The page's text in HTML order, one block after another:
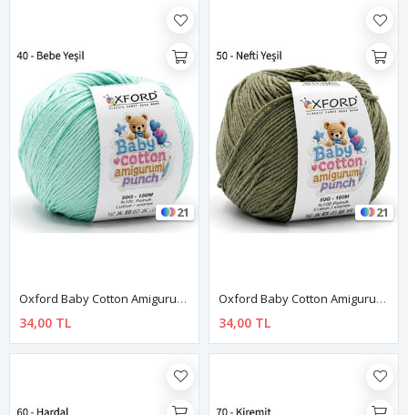
21
Oxford Baby Cotton Amigurumi Punch 50 Gr 150 M No:040 Bebe Yeşil
34,00 TL
21
Oxford Baby Cotton Amigurumi Punch 50 Gr 150 M No:050 Nefti Yeşil
34,00 TL